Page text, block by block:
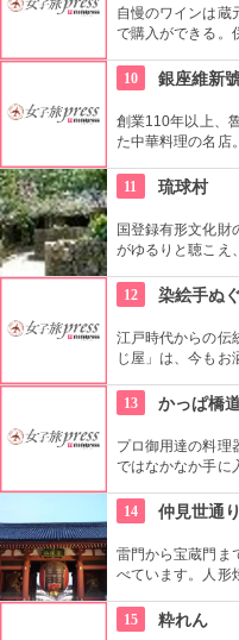
自慢のワインは蔵
で購入ができる。
10
銀座維新
創業110年以上、
た中華料理の名店
を得ています。
11 琉球村
国登録有形文化財
がゆるりと聴こえ
り、どれを体験
じるならぜひココ
12 染絵手ぬ
江戸時代からの伝
じ屋」は、今もお
地の小物も各種扱
13 かっぱ橋
プロ御用達の料理
ではなかなか手に
14 仲見世通り
雷門から宝蔵門ま
べています。人形
15
粋れん